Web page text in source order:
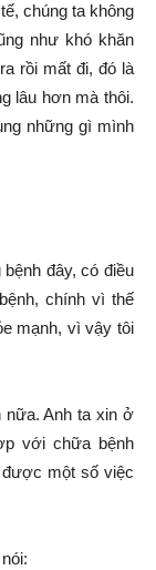
chúng ta không
như khó khăn
rồi mất đi, đó là
lâu hơn mà thôi.
những gì mình
đây, có điều
chính vì thế
mạnh, vì vậy tôi
nữa. Anh ta xin ở
với chữa bệnh
một số việc